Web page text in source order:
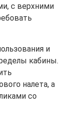
с верхними
и
кабины.
налета, а
со